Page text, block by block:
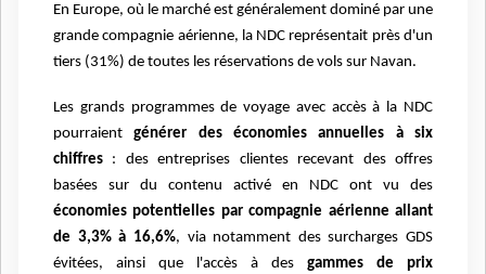
En Europe, où le marché est généralement dominé par une
grande compagnie aérienne, la NDC représentait près d'un
tiers (31%) de toutes les réservations de vols sur Navan.
Les grands programmes de voyage avec accès à la NDC
pourraientgénérer des économies annuelles à six
chiffres : des entreprises clientes recevant des offres
basées sur du contenu activé en NDC ont vu des
économies potentielles par compagnie aérienne allant
de 3,3% à 16,6%, via notamment des surcharges GDS
évitées, ainsi que l'accès à des gammes de prix